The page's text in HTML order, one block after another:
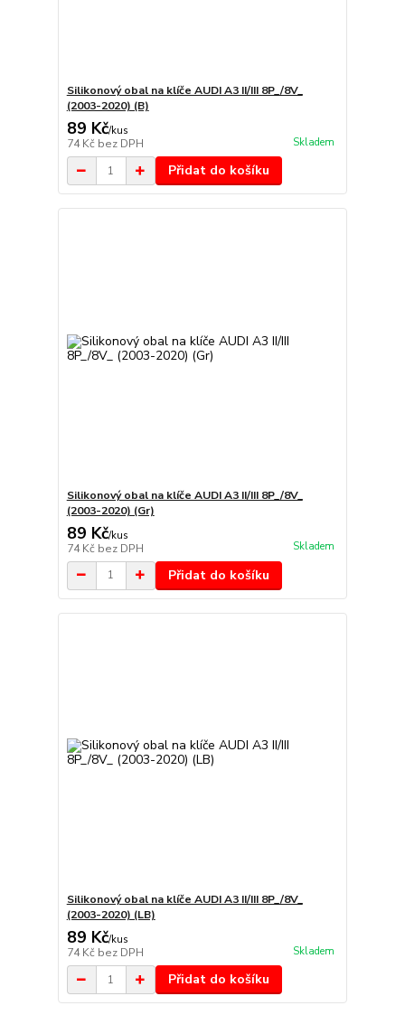
Silikonový obal na klíče AUDI A3 II/III 8P_/8V_
(2003-2020) (B)
89 Kč/kus
74 Kč bez DPH Skladem
Přidat do košíku
Silikonový obal na klíče AUDI A3 II/III 8P_/8V_
(2003-2020) (Gr)
89 Kč/kus
74 Kč bez DPH Skladem
Přidat do košíku
Silikonový obal na klíče AUDI A3 II/III 8P_/8V_
(2003-2020) (LB)
89 Kč/kus
74 Kč bez DPH Skladem
Přidat do košíku